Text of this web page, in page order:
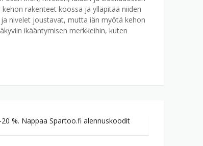
rakenteet koossa ja ylläpitää niiden
nivelet joustavat, mutta iän myötä kehon
ikääntymisen merkkeihin, kuten